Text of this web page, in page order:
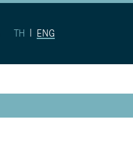
TH | ENG